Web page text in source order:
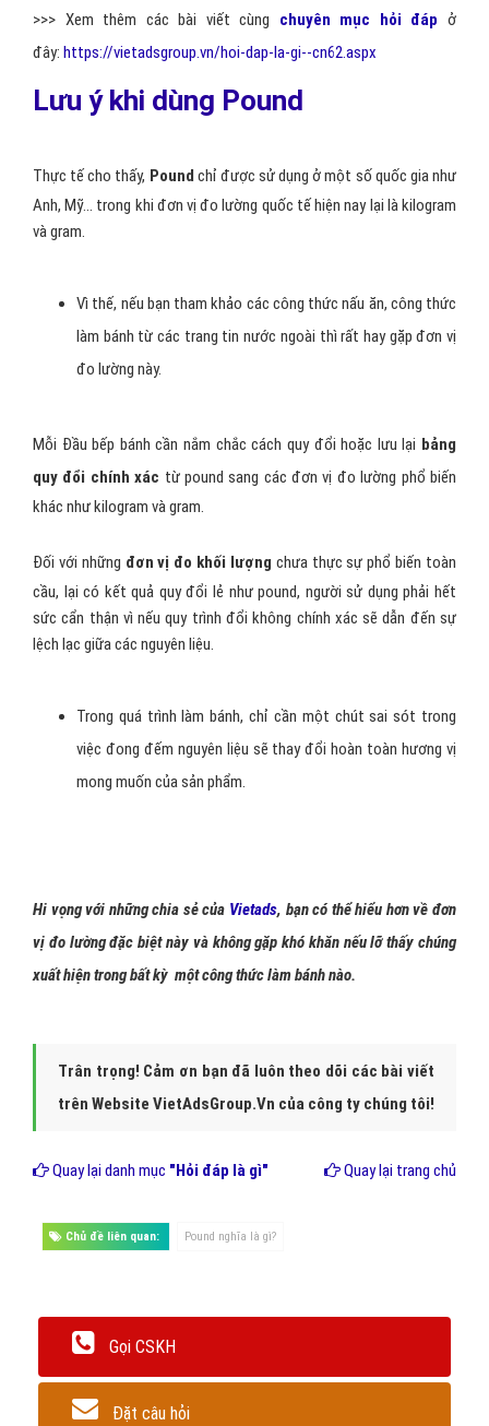
>>> Xem thêm các bài viết cùng chuyên mục hỏi đáp ở
đây: https://vietadsgroup.vn/hoi-dap-la-gi--cn62.aspx
Lưu ý khi dùng Pound
Thực tế cho thấy, Pound chỉ được sử dụng ở một số quốc gia như
Anh, Mỹ… trong khi đơn vị đo lường quốc tế hiện nay lại là kilogram
và gram.
Vì thế, nếu bạn tham khảo các công thức nấu ăn, công thức
làm bánh từ các trang tin nước ngoài thì rất hay gặp đơn vị
đo lường này.
Mỗi Đầu bếp bánh cần nắm chắc cách quy đổi hoặc lưu lại bảng
quy đổi chính xác từ pound sang các đơn vị đo lường phổ biến
khác như kilogram và gram.
Đối với những đơn vị đo khối lượng chưa thực sự phổ biến toàn
cầu, lại có kết quả quy đổi lẻ như pound, người sử dụng phải hết
sức cẩn thận vì nếu quy trình đổi không chính xác sẽ dẫn đến sự
lệch lạc giữa các nguyên liệu.
Trong quá trình làm bánh, chỉ cần một chút sai sót trong
việc đong đếm nguyên liệu sẽ thay đổi hoàn toàn hương vị
mong muốn của sản phẩm.
Hi vọng với những chia sẻ của Vietads, bạn có thể hiểu hơn về đơn
vị đo lường đặc biệt này và không gặp khó khăn nếu lỡ thấy chúng
xuất hiện trong bất kỳ một công thức làm bánh nào.
Trân trọng! Cảm ơn bạn đã luôn theo dõi các bài viết
trên Website VietAdsGroup.Vn của công ty chúng tôi!
Quay lại danh mục "Hỏi đáp là gì" Quay lại trang chủ
Chủ đề liên quan: Pound nghĩa là gì?
Gọi CSKH
Đặt câu hỏi